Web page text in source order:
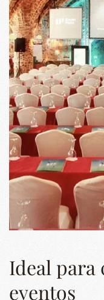
Ideal para
eventos